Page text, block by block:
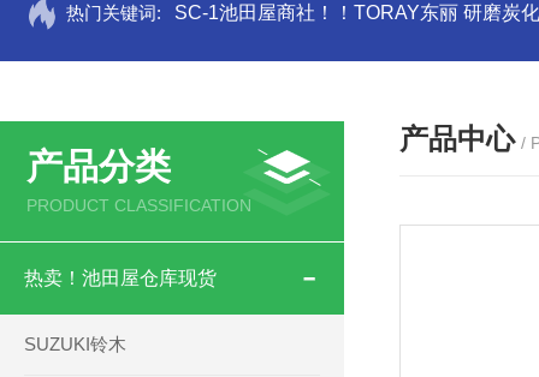
热门关键词: SC-1池田屋商社！！TORAY东丽 研磨炭
产品分类
PRODUCT CLASSIFICATION
热卖！池田屋仓库现货
SUZUKI铃木
产品中心 /